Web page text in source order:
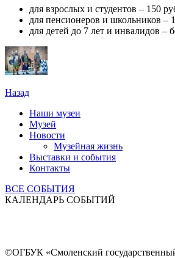
для взрослых и студентов – 150
для пенсионеров и школьников –
для детей до 7 лет и инвалидов –
Назад
Наши музеи
Музей
Новости
Музейная жизнь
Выставки и события
Контакты
ВСЕ СОБЫТИЯ
КАЛЕНДАРЬ СОБЫТИЙ
©ОГБУК «Смоленский